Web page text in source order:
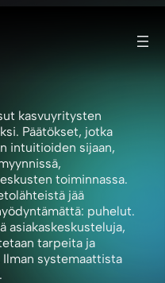
kasvuyritysten
Päätökset, jotka
intuitioiden sijaan,
toiminnassa.
jää
puhelut.
asiakaskeskusteluja,
tarpeita ja
Ilman systemaattista